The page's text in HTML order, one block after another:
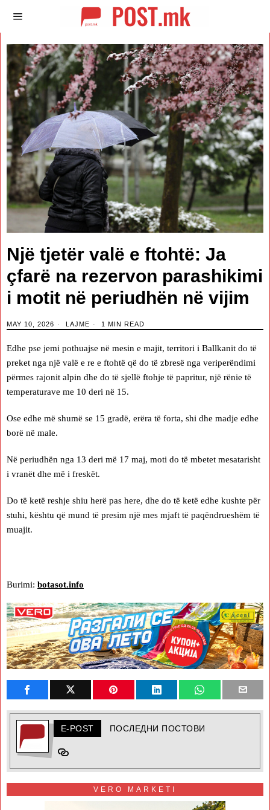
Një tjetër valë e ftohtë: Ja
çfarë na rezervon parashikimi
i motit në periudhën në vijim
MAY 10, 2026 LAJME 1 MIN READ
Edhe pse jemi pothuajse në mesin e majit, territori i Ballkanit do të
preket nga një valë e re e ftohtë që do të zbresë nga veriperëndimi
përmes rajonit alpin dhe do të sjellë ftohje të papritur, një rënie të
temperaturave me 10 deri në 15.
Ose edhe më shumë se 15 gradë, erëra të forta, shi dhe madje edhe
borë në male.
Në periudhën nga 13 deri më 17 maj, moti do të mbetet mesatarisht
i vranët dhe më i freskët.
Do të ketë reshje shiu herë pas here, dhe do të ketë edhe kushte për
stuhi, kështu që mund të presim një mes mjaft të paqëndrueshëm të
muajit.
Burimi: botasot.info
E-POST ПОСЛЕДНИ ПОСТОВИ
VERO MARKETI